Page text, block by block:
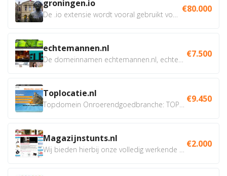
groningen.io €80.000
echtemannen.nl €7.500
Toplocatie.nl €9.450
Magazijnstunts.nl €2.000